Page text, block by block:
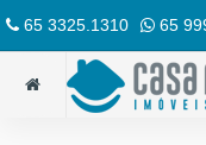
65 3325.1310 65